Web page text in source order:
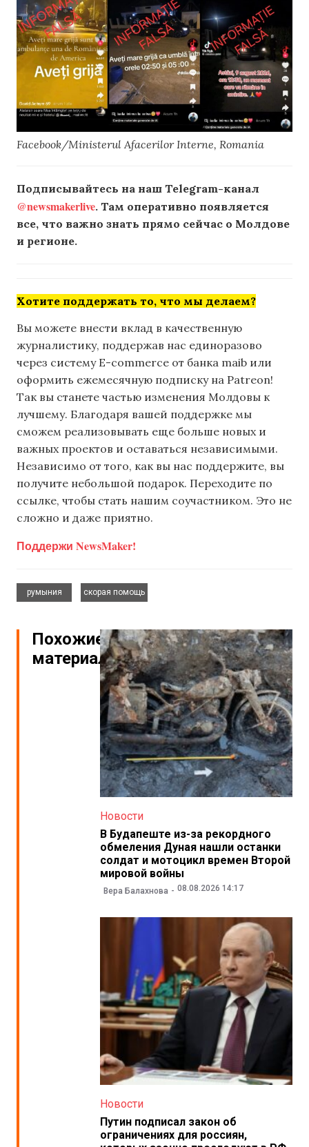
Facebook/Ministerul Afacerilor Interne, Romania
Подписывайтесь на наш Telegram-канал
@newsmakerlive. Там оперативно появляется
все, что важно знать прямо сейчас о Молдове
и регионе.
Хотите поддержать то, что мы делаем?
Вы можете внести вклад в качественную
журналистику, поддержав нас единоразово
через систему E-commerce от банка maib или
оформить ежемесячную подписку на Patreon!
Так вы станете частью изменения Молдовы к
лучшему. Благодаря вашей поддержке мы
сможем реализовывать еще больше новых и
важных проектов и оставаться независимыми.
Независимо от того, как вы нас поддержите, вы
получите небольшой подарок. Переходите по
ссылке, чтобы стать нашим соучастником. Это не
сложно и даже приятно.
Поддержи NewsMaker!
румыния
скорая помощь
Похожие
материалы
Новости
В Будапеште из-за рекордного
обмеления Дуная нашли останки
солдат и мотоцикл времен Второй
мировой войны
Вера Балахнова 08.08.2026 14:17
Новости
Путин подписал закон об
ограничениях для россиян,